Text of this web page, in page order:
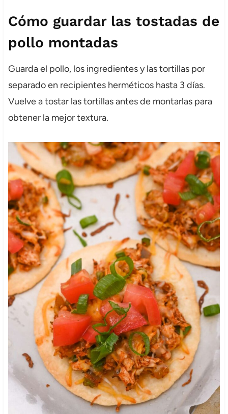
Cómo guardar las tostadas de
pollo montadas
Guarda el pollo, los ingredientes y las tortillas por
separado en recipientes herméticos hasta 3 días.
Vuelve a tostar las tortillas antes de montarlas para
obtener la mejor textura.